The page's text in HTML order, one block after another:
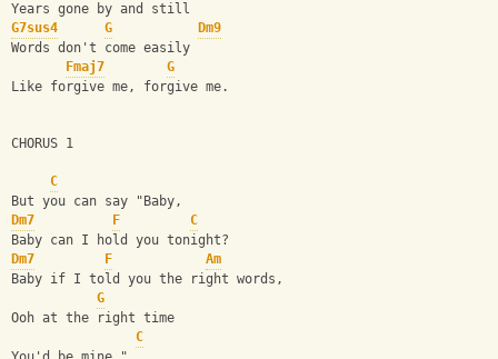
Years gone by and still
G7sus4
G
Dm9
Words don't come easily
Fmaj7
G
Like forgive me, forgive me.
CHORUS 1
C
But you can say "Baby,
Dm7
F
C
Baby can I hold you tonight?
Dm7
F
Am
Baby if I told you the right words,
G
Ooh at the right time
C